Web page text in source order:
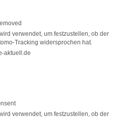
verwendet, um festzustellen, ob der
Tracking widersprochen hat.
aktuell.de
verwendet, um festzustellen, ob der